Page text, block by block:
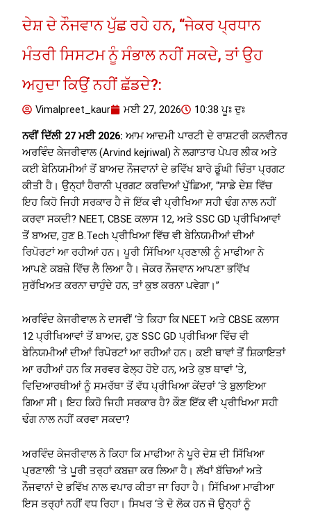
ਦੇਸ਼ ਦੇ ਨੌਜਵਾਨ ਪੁੱਛ ਰਹੇ ਹਨ, “ਜੇਕਰ ਪ੍ਰਧਾਨ
ਮੰਤਰੀ ਸਿਸਟਮ ਨੂੰ ਸੰਭਾਲ ਨਹੀਂ ਸਕਦੇ, ਤਾਂ ਉਹ
ਅਹੁਦਾ ਕਿਉਂ ਨਹੀਂ ਛੱਡਦੇ?:
Vimalpreet_kaur ਮਈ 27, 2026 10:38 ਪੂਃ ਦੁਃ
ਨਵੀਂ ਦਿੱਲੀ 27 ਮਈ 2026: ਆਮ ਆਦਮੀ ਪਾਰਟੀ ਦੇ ਰਾਸ਼ਟਰੀ ਕਨਵੀਨਰ
ਅਰਵਿੰਦ ਕੇਜਰੀਵਾਲ (Arvind kejriwal) ਨੇ ਲਗਾਤਾਰ ਪੇਪਰ ਲੀਕ ਅਤੇ
ਕਈ ਬੇਨਿਯਮੀਆਂ ਤੋਂ ਬਾਅਦ ਨੌਜਵਾਨਾਂ ਦੇ ਭਵਿੱਖ ਬਾਰੇ ਡੂੰਘੀ ਚਿੰਤਾ ਪ੍ਰਗਟ
ਕੀਤੀ ਹੈ। ਉਨ੍ਹਾਂ ਹੈਰਾਨੀ ਪ੍ਰਗਟ ਕਰਦਿਆਂ ਪੁੱਛਿਆ, “ਸਾਡੇ ਦੇਸ਼ ਵਿੱਚ
ਇਹ ਕਿਹੋ ਜਿਹੀ ਸਰਕਾਰ ਹੈ ਜੋ ਇੱਕ ਵੀ ਪ੍ਰੀਖਿਆ ਸਹੀ ਢੰਗ ਨਾਲ ਨਹੀਂ
ਕਰਵਾ ਸਕਦੀ? NEET, CBSE ਕਲਾਸ 12, ਅਤੇ SSC GD ਪ੍ਰੀਖਿਆਵਾਂ
ਤੋਂ ਬਾਅਦ, ਹੁਣ B.Tech ਪ੍ਰੀਖਿਆ ਵਿੱਚ ਵੀ ਬੇਨਿਯਮੀਆਂ ਦੀਆਂ
ਰਿਪੋਰਟਾਂ ਆ ਰਹੀਆਂ ਹਨ। ਪੂਰੀ ਸਿੱਖਿਆ ਪ੍ਰਣਾਲੀ ਨੂੰ ਮਾਫੀਆ ਨੇ
ਆਪਣੇ ਕਬਜ਼ੇ ਵਿੱਚ ਲੈ ਲਿਆ ਹੈ। ਜੇਕਰ ਨੌਜਵਾਨ ਆਪਣਾ ਭਵਿੱਖ
ਸੁਰੱਖਿਅਤ ਕਰਨਾ ਚਾਹੁੰਦੇ ਹਨ, ਤਾਂ ਕੁਝ ਕਰਨਾ ਪਵੇਗਾ।”
ਅਰਵਿੰਦ ਕੇਜਰੀਵਾਲ ਨੇ ਦਸਵੀਂ ‘ਤੇ ਕਿਹਾ ਕਿ NEET ਅਤੇ CBSE ਕਲਾਸ
12 ਪ੍ਰੀਖਿਆਵਾਂ ਤੋਂ ਬਾਅਦ, ਹੁਣ SSC GD ਪ੍ਰੀਖਿਆ ਵਿੱਚ ਵੀ
ਬੇਨਿਯਮੀਆਂ ਦੀਆਂ ਰਿਪੋਰਟਾਂ ਆ ਰਹੀਆਂ ਹਨ। ਕਈ ਥਾਵਾਂ ਤੋਂ ਸ਼ਿਕਾਇਤਾਂ
ਆ ਰਹੀਆਂ ਹਨ ਕਿ ਸਰਵਰ ਫੇਲ੍ਹ ਹੋਏ ਹਨ, ਅਤੇ ਕੁਝ ਥਾਵਾਂ ‘ਤੇ,
ਵਿਦਿਆਰਥੀਆਂ ਨੂੰ ਸਮਰੱਥਾ ਤੋਂ ਵੱਧ ਪ੍ਰੀਖਿਆ ਕੇਂਦਰਾਂ ‘ਤੇ ਬੁਲਾਇਆ
ਗਿਆ ਸੀ। ਇਹ ਕਿਹੋ ਜਿਹੀ ਸਰਕਾਰ ਹੈ? ਕੌਣ ਇੱਕ ਵੀ ਪ੍ਰੀਖਿਆ ਸਹੀ
ਢੰਗ ਨਾਲ ਨਹੀਂ ਕਰਵਾ ਸਕਦਾ?
ਅਰਵਿੰਦ ਕੇਜਰੀਵਾਲ ਨੇ ਕਿਹਾ ਕਿ ਮਾਫੀਆ ਨੇ ਪੂਰੇ ਦੇਸ਼ ਦੀ ਸਿੱਖਿਆ
ਪ੍ਰਣਾਲੀ ‘ਤੇ ਪੂਰੀ ਤਰ੍ਹਾਂ ਕਬਜ਼ਾ ਕਰ ਲਿਆ ਹੈ। ਲੱਖਾਂ ਬੱਚਿਆਂ ਅਤੇ
ਨੌਜਵਾਨਾਂ ਦੇ ਭਵਿੱਖ ਨਾਲ ਵਪਾਰ ਕੀਤਾ ਜਾ ਰਿਹਾ ਹੈ। ਸਿੱਖਿਆ ਮਾਫੀਆ
ਇਸ ਤਰ੍ਹਾਂ ਨਹੀਂ ਵਧ ਰਿਹਾ। ਸਿਖਰ ‘ਤੇ ਦੋ ਲੋਕ ਹਨ ਜੋ ਉਨ੍ਹਾਂ ਨੂੰ